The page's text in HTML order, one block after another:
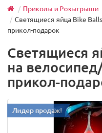
Приколы и Розыгрыши
Светящиеся яйца Bike
прикол-подарок
Светящиеся
на
прикол-
Лидер продаж!